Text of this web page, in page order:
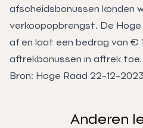
afscheidsbonussen konden
verkoopopbrengst. De
af en laat een bedrag van €
aftrekbonussen in aftrek toe.
Bron: Hoge Raad 22-12-
Anderen